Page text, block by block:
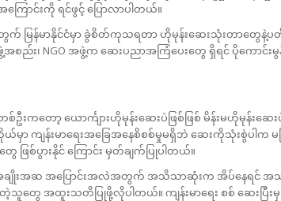
ောင်းကို ရင်ဖွင့် ပြောလာပါတယ်။
တွက် မြန်မာနိုင်ငံမှာ ခွဲစိတ်ကုသရတာ ဟိုမုန်းဆေးသုံးတာတွေနဲ့ပ
း၊ NGO အဖွဲ့က ဆေးပညာအကြံပေးတွေ ရှိရင် ပိုကောင်း
ကတော့ ယောင်္ကျားဟိုမုန်းဆေးပဲဖြစ်ဖြစ် မိန်းမဟိုမုန်းဆေး
ယ်မှာ ကျန်းမာရေးအခြေအနေစိစစ်မှုမရှိဘဲ ဆေးကိုသုံးစွဲပါက
ြစ်ပွားနိုင် ကြောင်း မှတ်ချက်ပြုပါတယ်။
အချိုးအဆ အပြောင်းအလဲအတွက် အသိသာဆုံးက အိပ်နေရင်
သူတွေ အထူးသတိပြုဖို့လိုပါတယ်။ ကျန်းမာရေး စစ် ဆေးပြီ